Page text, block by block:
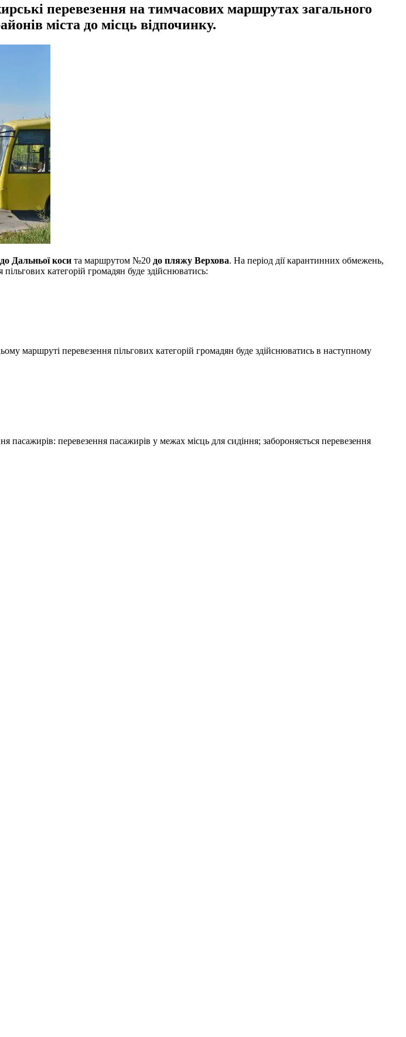
перевезення на тимчасових маршрутах загального
міста до місць відпочинку.
до Дальньої коси та маршрутом №20 до пляжу Верхова. На період дії карантинних обмежень,
категорій громадян буде здійснюватись:
перевезення пільгових категорій громадян буде здійснюватись в наступному
перевезення пасажирів у межах місць для сидіння; забороняється перевезення